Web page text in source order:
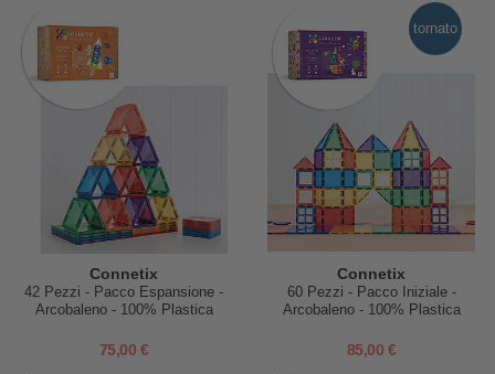
Connetix
42 Pezzi - Pacco Espansione -
Arcobaleno - 100% Plastica
STEM!
75,00 €
tornato
Connetix
60 Pezzi - Pacco Iniziale -
Arcobaleno - 100% Plastica
STEM!
85,00 €